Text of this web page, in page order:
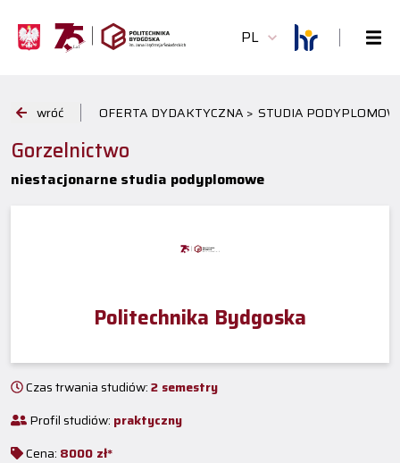
PL
wróć OFERTA DYDAKTYCZNA > STUDIA
Gorzelnictwo
niestacjonarne studia podyplomowe
Politechnika Bydgoska
Czas trwania studiów:2 semestry
Profil studiów: praktyczny
Cena: 8000 zł*